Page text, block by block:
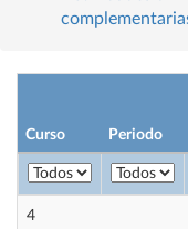
Curso Periodo
4